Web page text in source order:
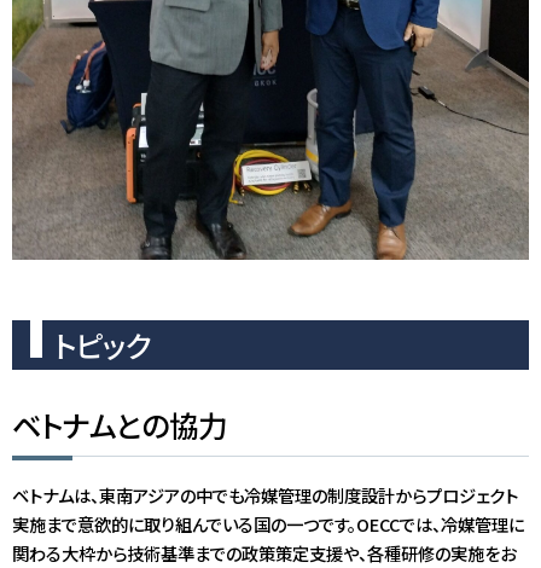
トピック
ベトナムとの協力
ベトナムは、東南アジアの中でも冷媒管理の制度設計からプロジェクト
実施まで意欲的に取り組んでいる国の一つです。OECCでは、冷媒管理に
関わる大枠から技術基準までの政策策定支援や、各種研修の実施をお